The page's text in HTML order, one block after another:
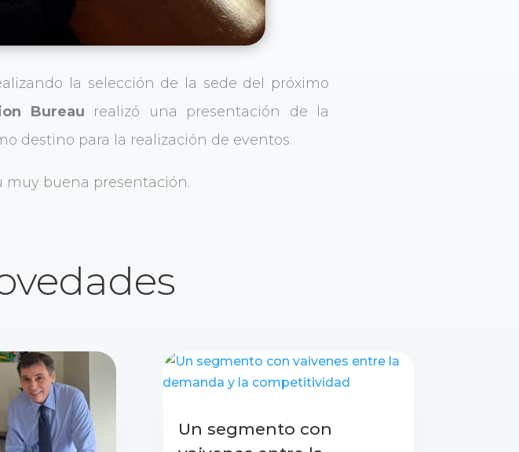
la selección de la sede del próximo
Bureau realizó una presentación de la
destino para la realización de eventos.
muy buena presentación.
Un segmento con